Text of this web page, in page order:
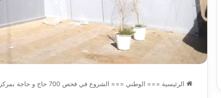
الرئيسية === الوطني === الشروع في فحص 700 حاج و حاجة بمركز المراقبة الطبية بعيادة الزرع بوهران